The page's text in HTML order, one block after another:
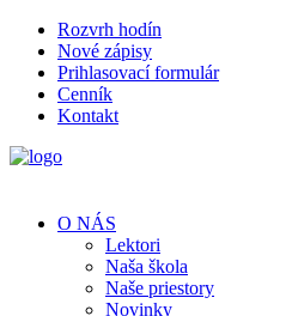
Rozvrh hodín
Nové zápisy
Prihlasovací formulár
Cenník
Kontakt
O NÁS
Lektori
Naša škola
Naše priestory
Novinky